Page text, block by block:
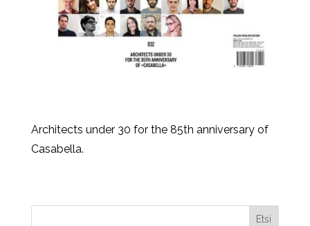
Architects under 30 for the 85th anniversary of
Casabella.
Etsi